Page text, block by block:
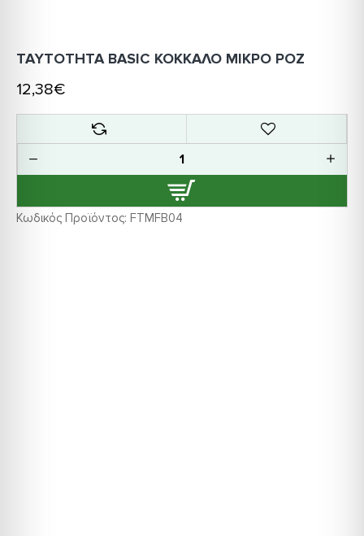
Κωδικός Προϊόντος: FTMFB04
ΤΑΥΤΟΤΗΤΑ BASIC ΚΟΚΚΑΛΟ ΜΙΚΡΟ ΡΟΖ
12,38€